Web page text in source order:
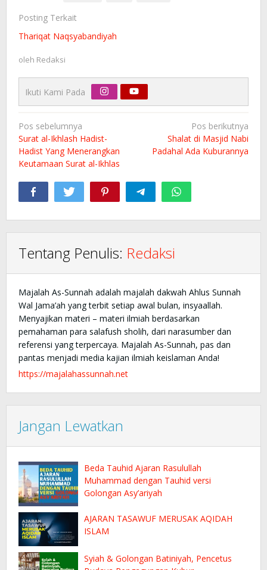
Posting Terkait
Thariqat Naqsyabandiyah
oleh Redaksi
Ikuti Kami Pada
Navigasi
pos
Pos sebelumnya
Surat al-Ikhlash Hadist-
Hadist Yang Menerangkan
Keutamaan Surat al-Ikhlas
Pos berikutnya
Shalat di Masjid Nabi
Padahal Ada Kuburannya
Tentang Penulis: Redaksi
Majalah As-Sunnah adalah majalah dakwah Ahlus Sunnah
Wal Jama’ah yang terbit setiap awal bulan, insyaallah.
Menyajikan materi – materi ilmiah berdasarkan
pemahaman para salafush sholih, dari narasumber dan
referensi yang terpercaya. Majalah As-Sunnah, pas dan
pantas menjadi media kajian ilmiah keislaman Anda!
https://majalahassunnah.net
Jangan Lewatkan
Beda Tauhid Ajaran Rasulullah
Muhammad dengan Tauhid versi
Golongan Asy’ariyah
AJARAN TASAWUF MERUSAK AQIDAH
ISLAM
Syiah & Golongan Batiniyah, Pencetus